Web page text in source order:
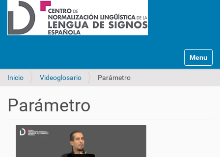
Mostrar/
Inicio Videoglosario Parámetro
Parámetro